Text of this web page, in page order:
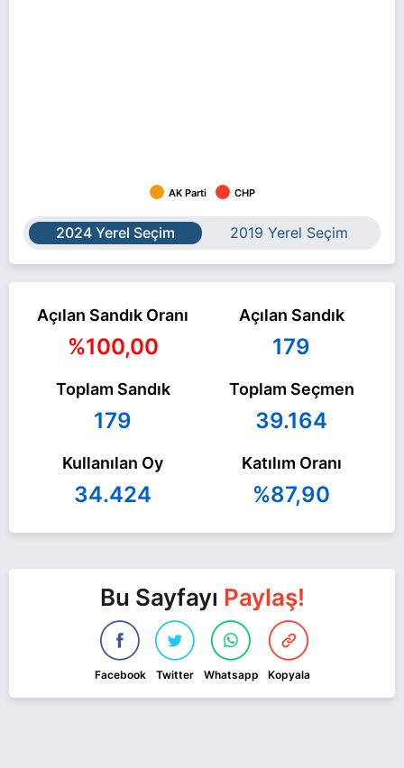
AK Parti CHP
2024 Yerel Seçim 2019 Yerel Seçim
Açılan Sandık Oranı
%100,00
Açılan Sandık
179
Toplam Sandık
179
Toplam Seçmen
39.164
Kullanılan Oy
34.424
Katılım Oranı
%87,90
Bu Sayfayı Paylaş!
Facebook Twitter Whatsapp Kopyala